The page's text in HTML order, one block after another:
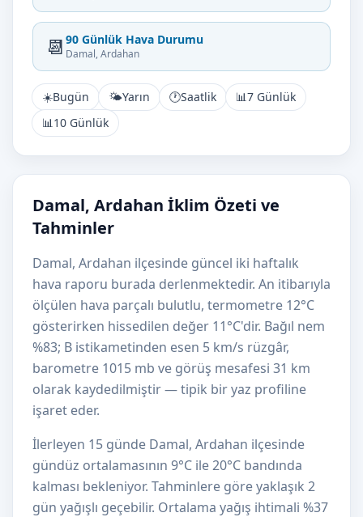
📆 90 Günlük Hava Durumu
Damal, Ardahan
☀️Bugün 🌤️Yarın 🕐Saatlik 📊7 Günlük
📊10 Günlük
Damal, Ardahan İklim Özeti ve
Tahminler
Damal, Ardahan ilçesinde güncel iki haftalık
hava raporu burada derlenmektedir. An itibarıyla
ölçülen hava parçalı bulutlu, termometre 12°C
gösterirken hissedilen değer 11°C'dir. Bağıl nem
%83; B istikametinden esen 5 km/s rüzgâr,
barometre 1015 mb ve görüş mesafesi 31 km
olarak kaydedilmiştir — tipik bir yaz profiline
işaret eder.
İlerleyen 15 günde Damal, Ardahan ilçesinde
gündüz ortalamasının 9°C ile 20°C bandında
kalması bekleniyor. Tahminlere göre yaklaşık 2
gün yağışlı geçebilir. Ortalama yağış ihtimali %37